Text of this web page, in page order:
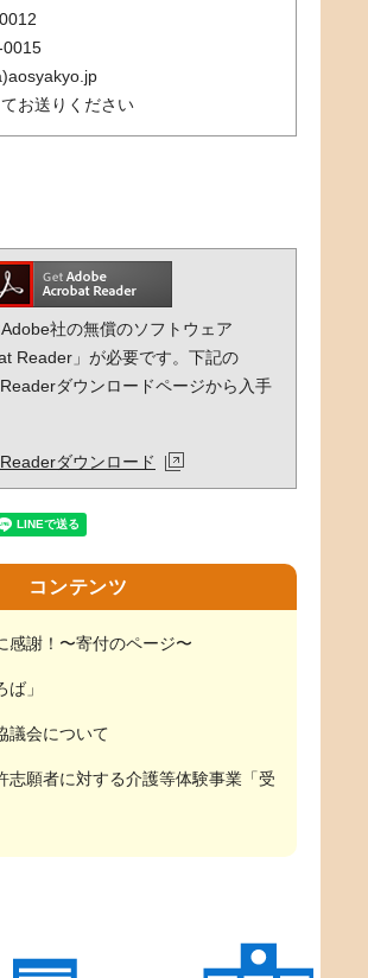
0015
お送りください
社の無償のソフトウェア
Reader」が必要です。下記の
ダウンロードページから入手
ダウンロード
コンテンツ
感謝！〜寄付のページ〜
」
議会について
志願者に対する介護等体験事業「受